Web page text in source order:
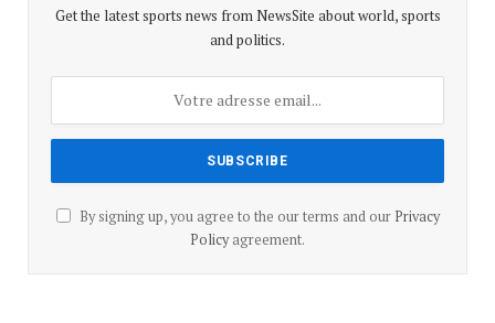
Get the latest sports news from NewsSite about world, sports
and politics.
By signing up, you agree to the our terms and our Privacy
Policyagreement.